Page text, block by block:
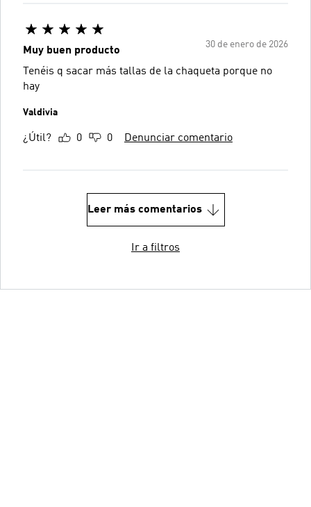
30 de enero de 2026
Muy buen producto
Tenéis q sacar más tallas de la chaqueta porque no
hay
Valdivia
¿Útil? 0 0 Denunciar comentario
Leer más comentarios
Ir a filtros